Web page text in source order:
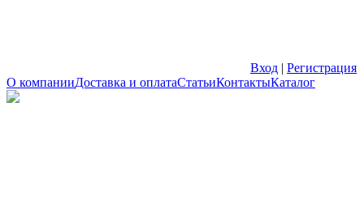
Вход | Регистрация
О компанииДоставка и оплатаСтатьиКонтактыКаталог